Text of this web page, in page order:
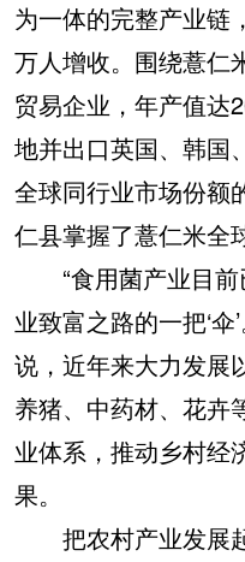
为一体的完整产业链
万人增收。围绕薏仁
贸易企业，年产值达
地并出口英国、韩国
全球同行业市场份额
仁县掌握了薏仁米全
“食用菌产业目前
业致富之路的一把‘
说，近年来大力发展
养猪、中药材、花卉
业体系，推动乡村经
果。
把农村产业发展